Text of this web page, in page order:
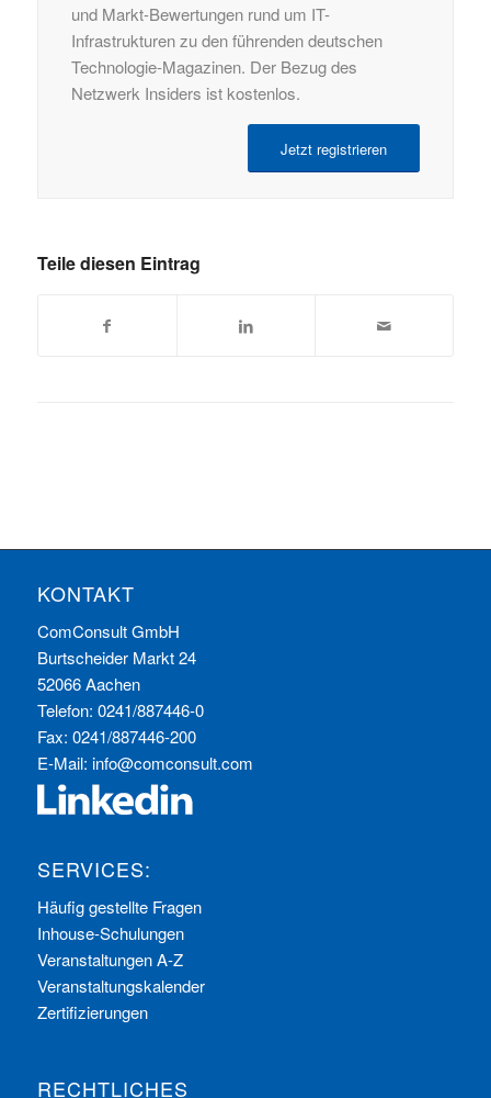
und Markt-Bewertungen rund um IT-
Infrastrukturen zu den führenden deutschen
Technologie-Magazinen. Der Bezug des
Netzwerk Insiders ist kostenlos.
Jetzt registrieren
Teile diesen Eintrag
KONTAKT
ComConsult GmbH
Burtscheider Markt 24
52066 Aachen
Telefon: 0241/887446-0
Fax: 0241/887446-200
E-Mail: info@comconsult.com
SERVICES:
Häufig gestellte Fragen
Inhouse-Schulungen
Veranstaltungen A-Z
Veranstaltungskalender
Zertifizierungen
RECHTLICHES